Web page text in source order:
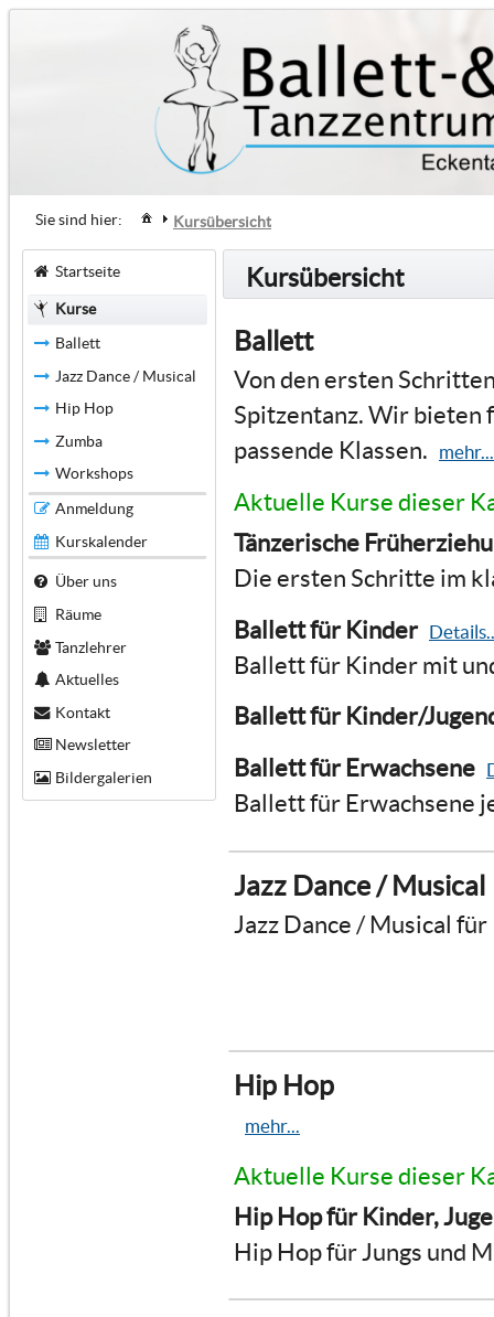
Sie sind hier: Kursübersicht
Startseite
Kurse
Ballett
Jazz Dance / Musical
Hip Hop
Zumba
Workshops
Anmeldung
Kurskalender
Über uns
Räume
Tanzlehrer
Aktuelles
Kontakt
Newsletter
Bildergalerien
Kursübersicht
Ballett
Von den ersten
Spitzentanz. Wir bieten
passende Klassen.
mehr...
Aktuelle Kurse dieser
Tänzerische
Die ersten Schritte im
Ballett für Kinder
Ballett für Kinder mit
Ballett für Kinder/
Ballett für Erwachsene
Ballett für Erwachsene
Jazz Dance / Musical
Jazz Dance / Musical
Hip Hop
mehr...
Aktuelle Kurse dieser
Hip Hop für Kinder,
Hip Hop für Jungs und